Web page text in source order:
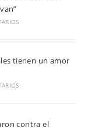
tienen un amor
contra el